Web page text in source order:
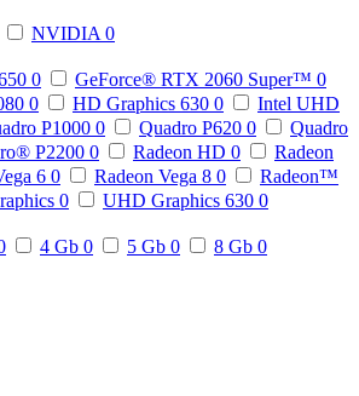
NVIDIA 0
0 GeForce® RTX 2060 Super™ 0
0 HD Graphics 630 0
Intel UHD
P1000 0 Quadro P620 0
Quadro
P2200 0 Radeon HD 0
Radeon
6 0 Radeon Vega 8 0
Radeon™
0 UHD Graphics 630 0
4 Gb 0 5 Gb 0 8 Gb 0